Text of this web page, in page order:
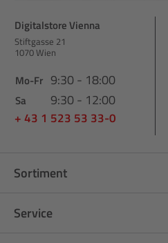
Digitalstore Vienna
Stiftgasse 21
1070 Wien
Mo-Fr 9:30 - 18:00
Sa 9:30 - 12:00
+ 43 1 523 53 33-0
Sortiment
Service